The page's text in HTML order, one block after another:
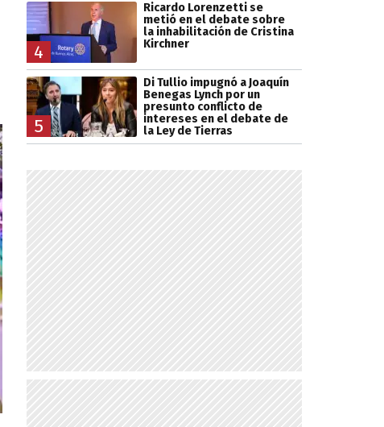
4
Ricardo Lorenzetti se
metió en el debate sobre
la inhabilitación de Cristina
Kirchner
5
Di Tullio impugnó a Joaquín
Benegas Lynch por un
presunto conflicto de
intereses en el debate de
la Ley de Tierras